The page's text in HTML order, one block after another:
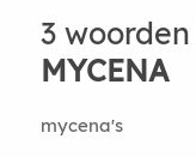
3
MYCENA
mycena's